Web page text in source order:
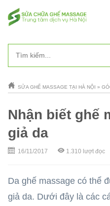
SỬA GHẾ MASSAGE TẠI HÀ NỘI »
Nhận biết ghế
giả da
16/11/2017 1.310 lượt đọc
Da ghế massage có thể
giả da. Dưới đây là các